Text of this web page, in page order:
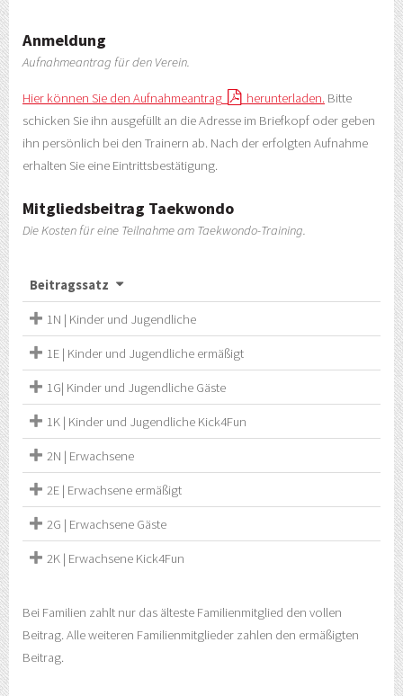
Anmeldung
Aufnahmeantrag für den Verein.
Hier können Sie den Aufnahmeantrag herunterladen. Bitte
schicken Sie ihn ausgefüllt an die Adresse im Briefkopf oder geben
ihn persönlich bei den Trainern ab. Nach der erfolgten Aufnahme
erhalten Sie eine Eintrittsbestätigung.
Mitgliedsbeitrag Taekwondo
Die Kosten für eine Teilnahme am Taekwondo-Training.
Beitragssatz
1N | Kinder und Jugendliche
1E | Kinder und Jugendliche ermäßigt
1G| Kinder und Jugendliche Gäste
1K | Kinder und Jugendliche Kick4Fun
2N | Erwachsene
2E | Erwachsene ermäßigt
2G | Erwachsene Gäste
2K | Erwachsene Kick4Fun
Bei Familien zahlt nur das älteste Familienmitglied den vollen
Beitrag. Alle weiteren Familienmitglieder zahlen den ermäßigten
Beitrag.